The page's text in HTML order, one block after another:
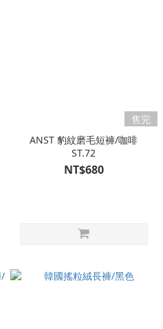
售完
ANST 豹紋磨毛短褲/咖啡
ST.72
NT$680